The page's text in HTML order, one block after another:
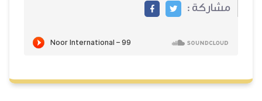
مشاركة :